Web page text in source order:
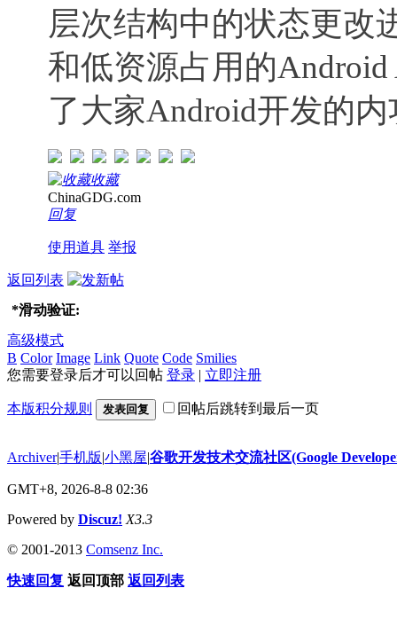
层次结构中的状态更改
和低资源占用的Android
了大家Android开发的
收藏
ChinaGDG.com
回复
使用道具 举报
返回列表
*滑动验证:
高级模式
B Color Image Link Quote Code Smilies
您需要登录后才可以回帖 登录 | 立即注册
本版积分规则 发表回复 回帖后跳转到最后一页
Archiver|手机版|小黑屋|谷歌开发技术交流社区(Google
GMT+8, 2026-8-8 02:36
Powered by Discuz! X3.3
© 2001-2013 Comsenz Inc.
快速回复 返回顶部 返回列表